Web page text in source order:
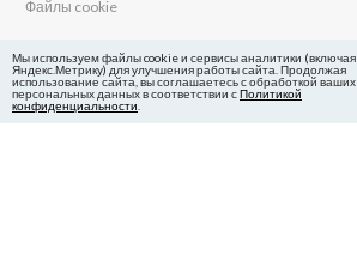
Файлы cookie
Главный редактор Сиб.фм
Бобровников Виктор Евгеньевич
Учредитель ООО «Сиб.фм»
E-mail редакции: fm@sib.fm
Мы используем файлы cookie и сервисы аналитики (включая
Яндекс.Метрику) для улучшения работы сайта. Продолжая
использование сайта, вы соглашаетесь с обработкой ваших
персональных данных в соответствии сПолитикой
конфиденциальности